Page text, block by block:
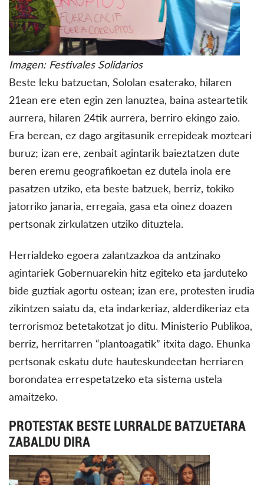
Imagen: Festivales Solidarios
Beste leku batzuetan, Sololan esaterako, hilaren
21ean ere eten egin zen lanuztea, baina asteartetik
aurrera, hilaren 24tik aurrera, berriro ekingo zaio.
Era berean, ez dago argitasunik errepideak mozteari
buruz; izan ere, zenbait agintarik baieztatzen dute
beren eremu geografikoetan ez dutela inola ere
pasatzen utziko, eta beste batzuek, berriz, tokiko
jatorriko janaria, erregaia, gasa eta oinez doazen
pertsonak zirkulatzen utziko dituztela.
Herrialdeko egoera zalantzazkoa da antzinako
agintariek Gobernuarekin hitz egiteko eta jarduteko
bide guztiak agortu ostean; izan ere, protesten irudia
zikintzen saiatu da, eta indarkeriaz, alderdikeriaz eta
terrorismoz betetakotzat jo ditu. Ministerio Publikoa,
berriz, herritarren “plantoagatik” itxita dago. Ehunka
pertsonak eskatu dute hauteskundeetan herriaren
borondatea errespetatzeko eta sistema ustela
amaitzeko.
PROTESTAK BESTE LURRALDE BATZUETARA
ZABALDU DIRA